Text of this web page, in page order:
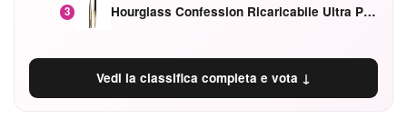
3 Hourglass Confession Ricaricabile Ultra Preciso Ad Alta Intensità Secretly Classic Red
Vedi la classifica completa e vota ↓